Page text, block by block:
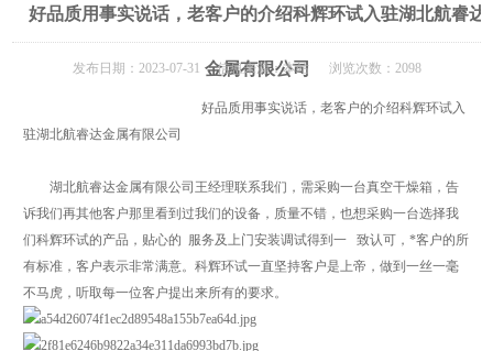
好品质用事实说话，老客户的介绍科辉环试入驻湖北航睿达
金属有限公司
发布日期：2023-07-31 信息来源：本站 浏览次数：2098
好品质用事实说话，老客户的介绍科辉环试入
驻湖北航睿达金属有限公司
湖北航睿达金属有限公司王经理联系我们，需采购一台真空干燥箱，告
诉我们再其他客户那里看到过我们的设备，质量不错，也想采购一台选择我
们科辉环试的产品，贴心的 服务及上门安装调试得到一 致认可，*客户的所
有标准，客户表示非常满意。科辉环试一直坚持客户是上帝，做到一丝一毫
不马虎，听取每一位客户提出来所有的要求。